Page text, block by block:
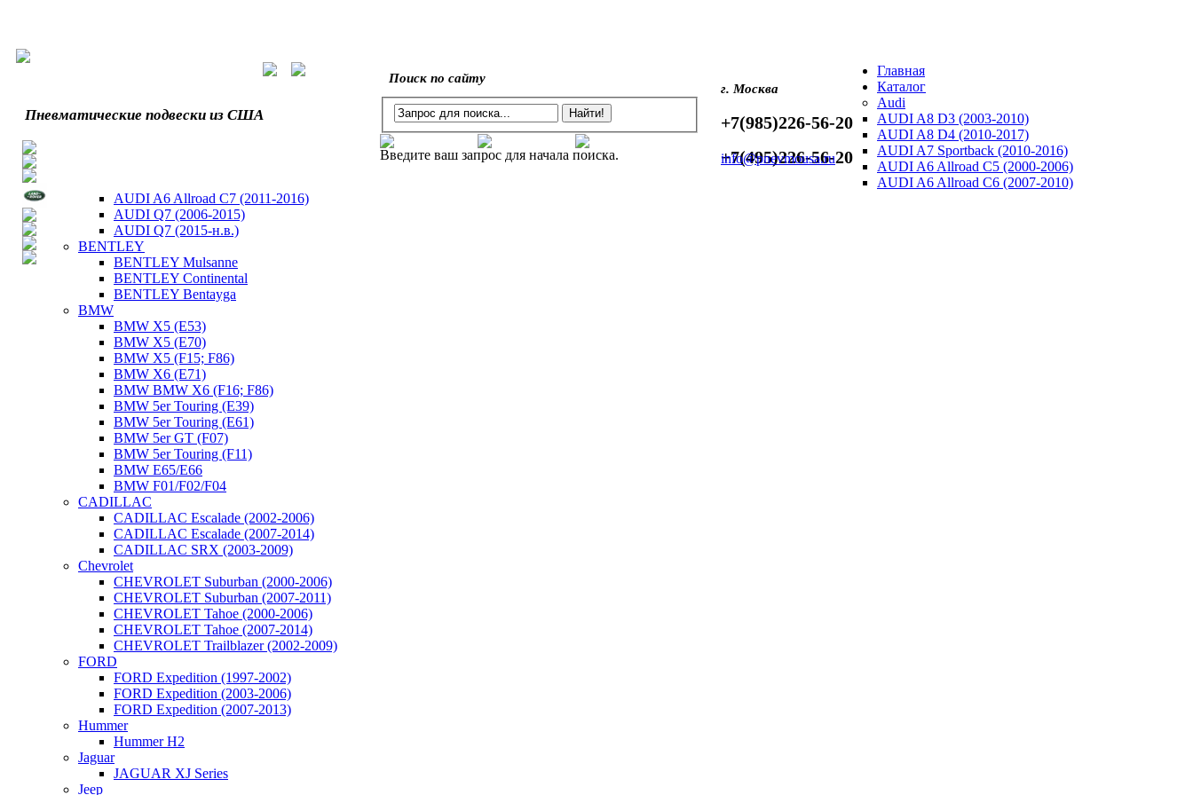
Пневматические подвески из США
Поиск по сайту
Введите ваш запрос для начала поиска.
г. Москва
+7(985)226-56-20
+7(495)226-56-20
info@pnevmousa.ru
Главная
Каталог
Audi
AUDI A8 D3 (2003-2010)
AUDI A8 D4 (2010-2017)
AUDI A7 Sportback (2010-2016)
AUDI A6 Allroad C5 (2000-2006)
AUDI A6 Allroad C6 (2007-2010)
AUDI A6 Allroad C7 (2011-2016)
AUDI Q7 (2006-2015)
AUDI Q7 (2015-н.в.)
BENTLEY
BENTLEY Mulsanne
BENTLEY Continental
BENTLEY Bentayga
BMW
BMW X5 (E53)
BMW X5 (E70)
BMW X5 (F15; F86)
BMW X6 (E71)
BMW BMW X6 (F16; F86)
BMW 5er Touring (E39)
BMW 5er Touring (E61)
BMW 5er GT (F07)
BMW 5er Touring (F11)
BMW E65/E66
BMW F01/F02/F04
CADILLAC
CADILLAC Escalade (2002-2006)
CADILLAC Escalade (2007-2014)
CADILLAC SRX (2003-2009)
Chevrolet
CHEVROLET Suburban (2000-2006)
CHEVROLET Suburban (2007-2011)
CHEVROLET Tahoe (2000-2006)
CHEVROLET Tahoe (2007-2014)
CHEVROLET Trailblazer (2002-2009)
FORD
FORD Expedition (1997-2002)
FORD Expedition (2003-2006)
FORD Expedition (2007-2013)
Hummer
Hummer H2
Jaguar
JAGUAR XJ Series
Jeep